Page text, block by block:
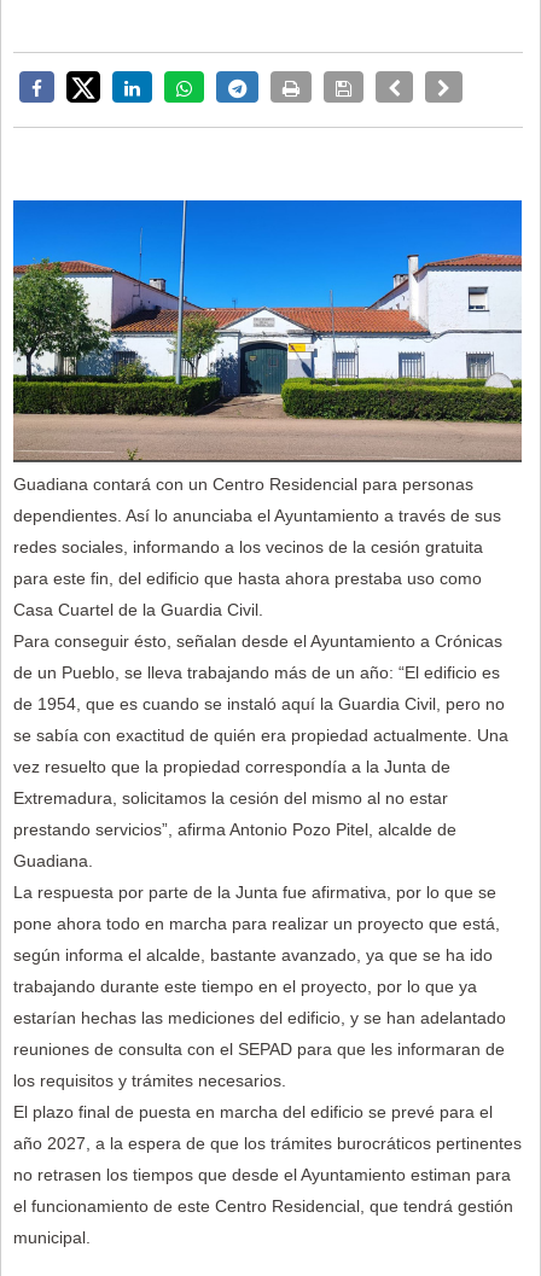
Guadiana contará con un Centro Residencial para personas
dependientes. Así lo anunciaba el Ayuntamiento a través de sus
redes sociales, informando a los vecinos de la cesión gratuita
para este fin, del edificio que hasta ahora prestaba uso como
Casa Cuartel de la Guardia Civil.
Para conseguir ésto, señalan desde el Ayuntamiento a Crónicas
de un Pueblo, se lleva trabajando más de un año: “El edificio es
de 1954, que es cuando se instaló aquí la Guardia Civil, pero no
se sabía con exactitud de quién era propiedad actualmente. Una
vez resuelto que la propiedad correspondía a la Junta de
Extremadura, solicitamos la cesión del mismo al no estar
prestando servicios”, afirma Antonio Pozo Pitel, alcalde de
Guadiana.
La respuesta por parte de la Junta fue afirmativa, por lo que se
pone ahora todo en marcha para realizar un proyecto que está,
según informa el alcalde, bastante avanzado, ya que se ha ido
trabajando durante este tiempo en el proyecto, por lo que ya
estarían hechas las mediciones del edificio, y se han adelantado
reuniones de consulta con el SEPAD para que les informaran de
los requisitos y trámites necesarios.
El plazo final de puesta en marcha del edificio se prevé para el
año 2027, a la espera de que los trámites burocráticos pertinentes
no retrasen los tiempos que desde el Ayuntamiento estiman para
el funcionamiento de este Centro Residencial, que tendrá gestión
municipal.